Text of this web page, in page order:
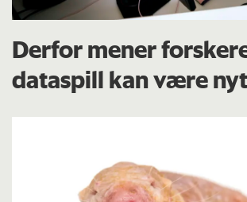
Derfor mener
dataspill kan være